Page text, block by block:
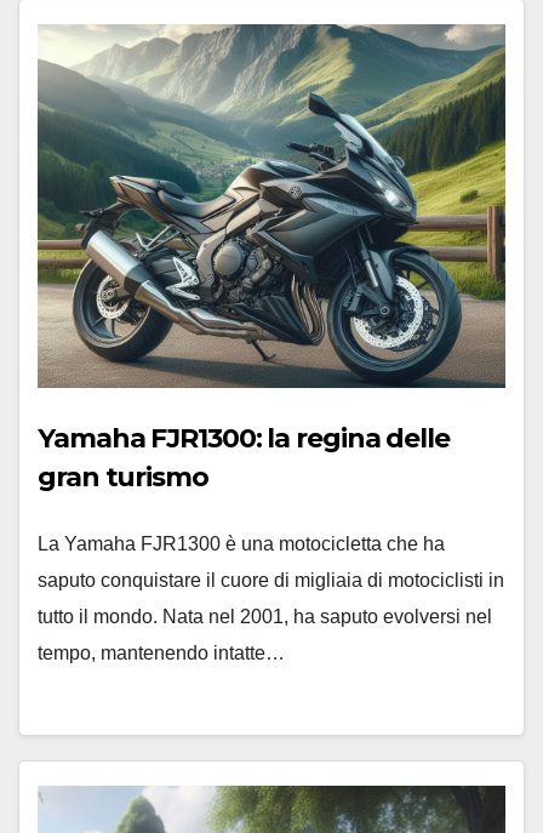
Yamaha FJR1300: la regina delle
gran turismo
La Yamaha FJR1300 è una motocicletta che ha
saputo conquistare il cuore di migliaia di motociclisti in
tutto il mondo. Nata nel 2001, ha saputo evolversi nel
tempo, mantenendo intatte…